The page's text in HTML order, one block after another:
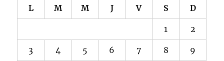
L M M J V S D
1 2
3 4 5 6 7 8 9